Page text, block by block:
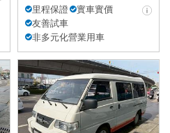
里程保證
實車實價
友善試車
非多元化營業用車